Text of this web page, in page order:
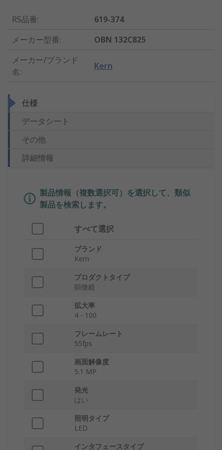
RS品番:
619-374
メーカー型番:
OBN 132C825
メーカー/ブランド
名:
Kern
仕様
データシート
その他
詳細情報
製品情報（複数選択可）を選択して、類似
製品を検索します。
すべて選択
ブランド
Kern
プロダクトタイプ
顕微鏡
拡大率
4 - 100
フレームレート
55fps
画面解像度
5.1 MP
発光
はい
照明タイプ
LED
インタフェースタイプ